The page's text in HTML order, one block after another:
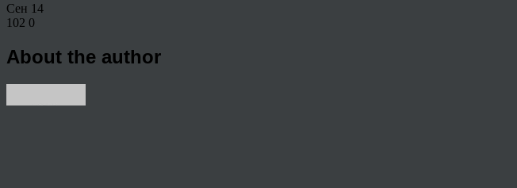
Сен 14
102 0
About the author